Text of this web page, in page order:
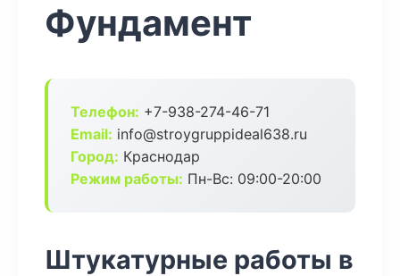
Фундамент
Телефон: +7-938-274-46-71
Email: info@stroygruppideal638.ru
Город: Краснодар
Режим работы: Пн-Вс: 09:00-20:00
Штукатурные работы в